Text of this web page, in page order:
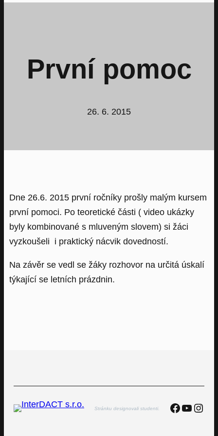
První pomoc
26. 6. 2015
Dne 26.6. 2015 první ročníky prošly malým kursem
první pomoci. Po teoretické části ( video ukázky
byly kombinované s mluveným slovem) si žáci
vyzkoušeli i praktický nácvik dovedností.
Na závěr se vedl se žáky rozhovor na určitá úskalí
týkající se letních prázdnin.
Stránku designovali studenti.